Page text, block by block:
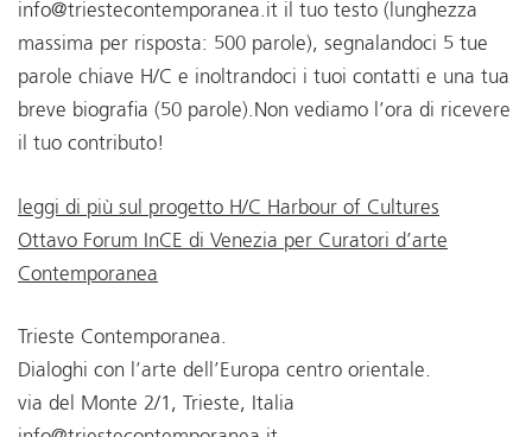
info@triestecontemporanea.it il tuo testo (lunghezza
massima per risposta: 500 parole), segnalandoci 5 tue
parole chiave H/C e inoltrandoci i tuoi contatti e una tua
breve biografia (50 parole).Non vediamo l’ora di ricevere
il tuo contributo!
leggi di più sul progetto H/C Harbour of Cultures
Ottavo Forum InCE di Venezia per Curatori d’arte
Contemporanea
Trieste Contemporanea.
Dialoghi con l’arte dell’Europa centro orientale.
via del Monte 2/1, Trieste, Italia